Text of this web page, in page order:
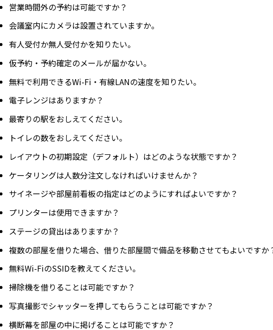
営業時間外の予約は可能ですか？
会議室内にカメラは設置されていますか。
有人受付か無人受付かを知りたい。
仮予約・予約確定のメールが届かない。
無料で利用できるWi-Fi・有線LANの速度を知りたい。
電子レンジはありますか？
最寄りの駅をおしえてください。
トイレの数をおしえてください。
レイアウトの初期設定（デフォルト）はどのような状態ですか？
ケータリングは人数分注文しなければいけませんか？
サイネージや部屋前看板の指定はどのようにすればよいですか？
プリンターは使用できますか？
ステージの貸出はありますか？
複数の部屋を借りた場合、借りた部屋間で備品を移動させてもよいですか
無料Wi-FiのSSIDを教えてください。
掃除機を借りることは可能ですか？
写真撮影でシャッターを押してもらうことは可能ですか？
横断幕を部屋の中に掲げることは可能ですか？